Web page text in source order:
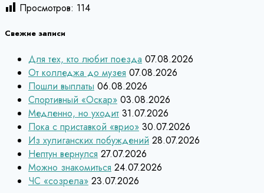
Просмотров: 114
Свежие записи
Для тех, кто любит поезда 07.08.2026
От колледжа до музея 07.08.2026
Пошли выплаты 06.08.2026
Спортивный «Оскар» 03.08.2026
Медленно, но уходит 31.07.2026
Пока с приставкой «врио» 30.07.2026
Из хулиганских побуждений 28.07.2026
Нептун вернулся 27.07.2026
Можно знакомиться 24.07.2026
ЧС «созрела» 23.07.2026